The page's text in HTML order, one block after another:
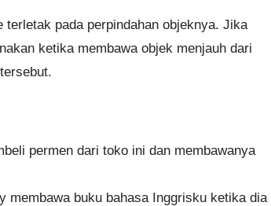
terletak pada perpindahan objeknya. Jika
ketika membawa objek menjauh dari
permen dari toko ini dan membawanya
membawa buku bahasa Inggrisku ketika dia